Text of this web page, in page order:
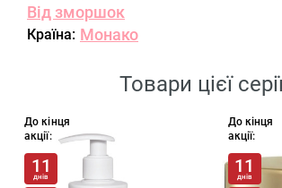
Від зморшок
Країна: Монако
Товари цієї
До кінця
акції:
11
днів
До кінця
акції:
11
днів